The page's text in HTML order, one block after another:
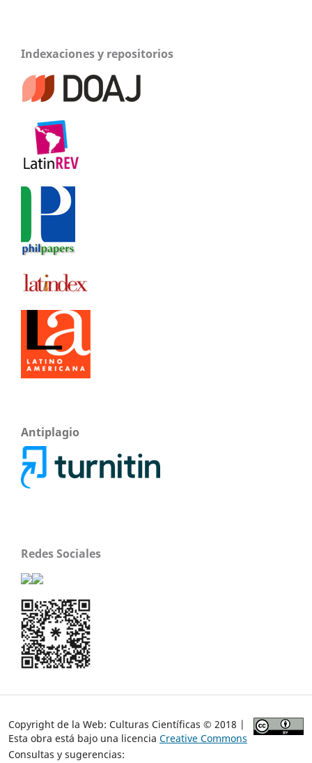
Indexaciones y repositorios
Antiplagio
Redes Sociales
Copyright de la Web: Culturas Científicas © 2018 |
Esta obra está bajo una licencia Creative Commons
Consultas y sugerencias: